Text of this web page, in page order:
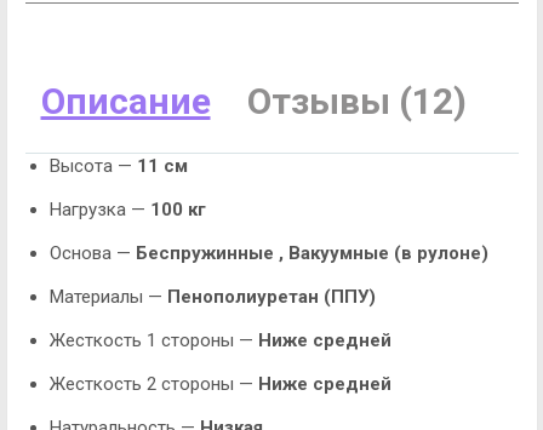
Описание Отзывы (12)
Высота — 11 см
Нагрузка — 100 кг
Основа — Беспружинные , Вакуумные (в рулоне)
Материалы — Пенополиуретан (ППУ)
Жесткость 1 стороны — Ниже средней
Жесткость 2 стороны — Ниже средней